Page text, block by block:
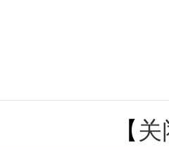
【 关